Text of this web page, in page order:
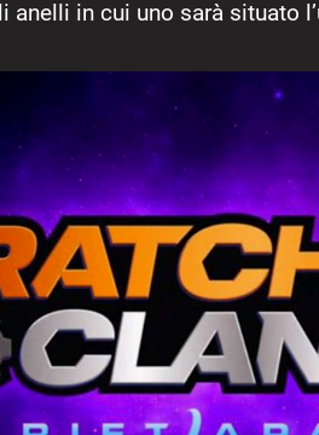
anelli in cui uno sarà situato